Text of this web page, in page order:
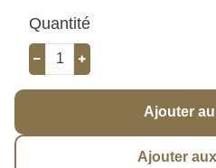
Quantité
Ajouter
Ajouter